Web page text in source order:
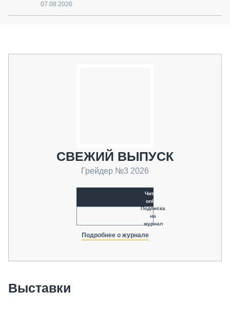
07.08.2026
СВЕЖИЙ ВЫПУСК
Грейдер №3 2026
Читать
online
Подписка
на
журнал
Подробнее о журнале
Выставки